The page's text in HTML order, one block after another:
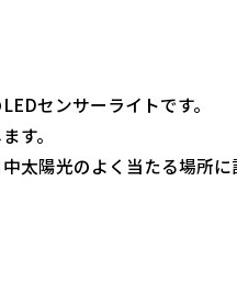
センサーライトです。
す。
太陽光のよく当たる場所に